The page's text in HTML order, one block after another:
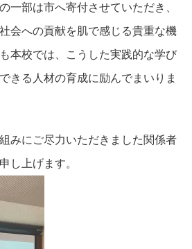
一部は市へ寄付させていただき、
会への貢献を肌で感じる貴重な機
本校では、こうした実践的な学び
きる人材の育成に励んでまいりま
みにご尽力いただきました関係者
し上げます。